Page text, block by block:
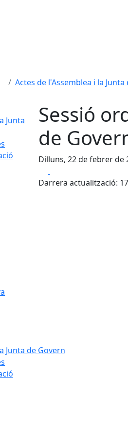
Actes de l'Assemblea i la Junta
Junta
Sessió
de
Dilluns, 22 de febrer de
Darrera actualització:
Junta de Govern